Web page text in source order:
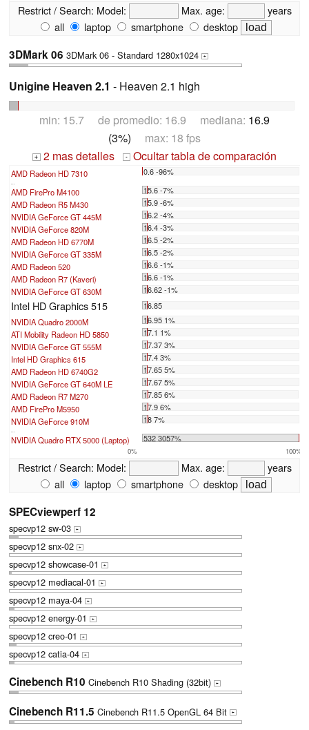
Restrict / Search: Model: Max. age:
years
all
laptop smartphone desktop
3DMark 06 3DMark 06 - Standard 1280x1024 +
Unigine Heaven 2.1 - Heaven 2.1 high
min: 15.7 de promedio: 16.9 mediana: 16.9
(3%) max: 18 fps
+ 2 mas detalles - Ocultar tabla de comparación
AMD Radeon HD 7310 0.6 -96%
...
AMD FirePro M4100
15.6 -7%
AMD Radeon R5 M430
15.9 -6%
NVIDIA GeForce GT 445M
16.2 -4%
NVIDIA GeForce 820M
16.4 -3%
AMD Radeon HD 6770M
16.5 -2%
NVIDIA GeForce GT 335M
16.5 -2%
AMD Radeon 520
16.6 -1%
AMD Radeon R7 (Kaveri)
16.6 -1%
NVIDIA GeForce GT 630M
16.62 -1%
Intel HD Graphics 515
16.85
NVIDIA Quadro 2000M
16.95 1%
ATI Mobility Radeon HD 5850
17.1 1%
NVIDIA GeForce GT 555M
17.37 3%
Intel HD Graphics 615
17.4 3%
AMD Radeon HD 6740G2
17.65 5%
NVIDIA GeForce GT 640M LE
17.67 5%
AMD Radeon R7 M270
17.85 6%
AMD FirePro M5950
17.9 6%
NVIDIA GeForce 910M
18 7%
...
NVIDIA Quadro RTX 5000 (Laptop) 532 3057%
0% 100%
Restrict / Search: Model: Max. age:
years
all
laptop smartphone desktop
SPECviewperf 12
specvp12 sw-03 +
specvp12 snx-02 +
specvp12 showcase-01 +
specvp12 mediacal-01 +
specvp12 maya-04 +
specvp12 energy-01 +
specvp12 creo-01 +
specvp12 catia-04 +
Cinebench R10 Cinebench R10 Shading (32bit) +
Cinebench R11.5 Cinebench R11.5 OpenGL 64 Bit +